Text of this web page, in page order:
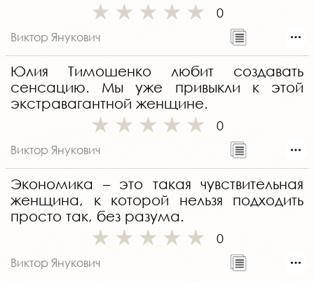
0
Виктор Янукович
Юлия Тимошенко любит создавать
сенсацию. Мы уже привыкли к этой
экстравагантной женщине.
0
Виктор Янукович
Экономика – это такая чувствительная
женщина, к которой нельзя подходить
просто так, без разума.
0
Виктор Янукович